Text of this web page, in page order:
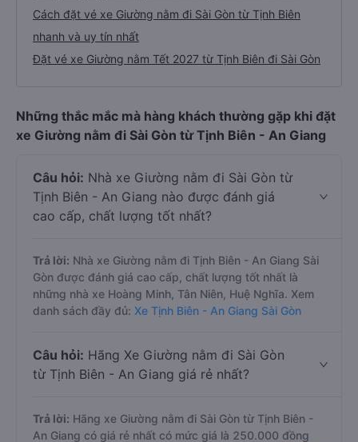
Cách đặt vé xe Giường nằm đi Sài Gòn từ Tịnh Biên
nhanh và uy tín nhất
Đặt vé xe Giường nằm Tết 2027 từ Tịnh Biên đi Sài Gòn
Những thắc mắc mà hàng khách thường gặp khi đặt
xe Giường nằm đi Sài Gòn từ Tịnh Biên - An Giang
Câu hỏi: Nhà xe Giường nằm đi Sài Gòn từ
Tịnh Biên - An Giang nào được đánh giá
cao cấp, chất lượng tốt nhất?
Trả lời: Nhà xe Giường nằm đi Tịnh Biên - An Giang Sài
Gòn được đánh giá cao cấp, chất lượng tốt nhất là
những nhà xe Hoàng Minh, Tân Niên, Huệ Nghĩa. Xem
danh sách đầy đủ: Xe Tịnh Biên - An Giang Sài Gòn
Câu hỏi: Hãng Xe Giường nằm đi Sài Gòn
từ Tịnh Biên - An Giang giá rẻ nhất?
Trả lời: Hãng xe Giường nằm đi Sài Gòn từ Tịnh Biên -
An Giang có giá rẻ nhất có mức giá là 250.000 đồng